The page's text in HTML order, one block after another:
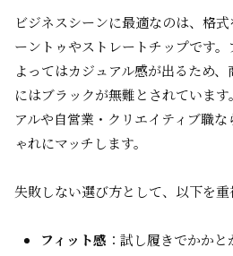
ビジネスシーンに最適なのは、格
ーントゥやストレートチップです
よってはカジュアル感が出るため
にはブラックが無難とされていま
アルや自営業・クリエイティブ職
ゃれにマッチします。
失敗しない選び方として、以下を重
フィット感 ：試し履きでかか